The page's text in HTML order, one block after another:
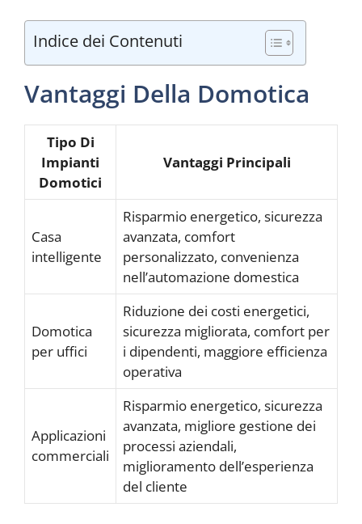
Indice dei Contenuti
Vantaggi Della Domotica
Tipo Di
Impianti
Domotici
Vantaggi Principali
Casa
intelligente
Risparmio energetico, sicurezza
avanzata, comfort
personalizzato, convenienza
nell’automazione domestica
Domotica
per uffici
Riduzione dei costi energetici,
sicurezza migliorata, comfort per
i dipendenti, maggiore efficienza
operativa
Applicazioni
commerciali
Risparmio energetico, sicurezza
avanzata, migliore gestione dei
processi aziendali,
miglioramento dell’esperienza
del cliente